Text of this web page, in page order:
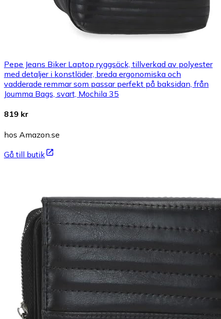
Pepe Jeans Biker Laptop ryggsäck, tillverkad av polyester
med detaljer i konstläder, breda ergonomiska och
vadderade remmar som passar perfekt på baksidan, från
Joumma Bags, svart, Mochila 35
819 kr
hos Amazon.se
Gå till butik